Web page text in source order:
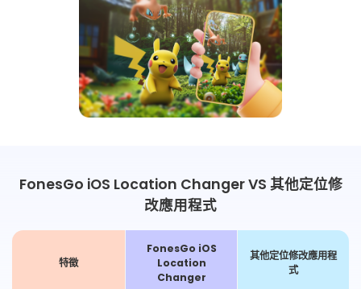
FonesGo iOS Location Changer VS 其他定位修
改應用程式
特徵
FonesGo iOS
Location
Changer
其他定位修改應用程
式